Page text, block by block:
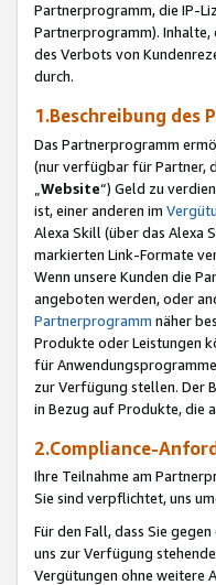
Partnerprogramm, die IP-
Partnerprogramm). Inhalte,
des Verbots von
durch.
1.Beschreibung des
Das Partnerprogramm
(nur verfügbar für Partner,
Website“) Geld zu
ist, einer anderen im
Alexa Skill (über das Alexa
markierten Link-Formate
Wenn unsere Kunden die
angeboten werden, oder
Partnerprogramm näher
Produkte oder Leistungen
für
zur Verfügung stellen. Der
in Bezug auf Produkte, die
2.Compliance-
Ihre Teilnahme am
Sie sind verpflichtet, uns
Für den Fall, dass Sie
uns zur Verfügung
Vergütungen ohne weitere